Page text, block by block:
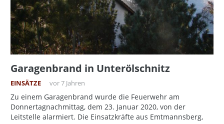
Garagenbrand in Unterölschnitz
EINSÄTZE vor 7 Jahren
Zu einem Garagenbrand wurde die Feuerwehr am
Donnertagnachmittag, dem 23. Januar 2020, von der
Leitstelle alarmiert. Die Einsatzkräfte aus Emtmannsberg,